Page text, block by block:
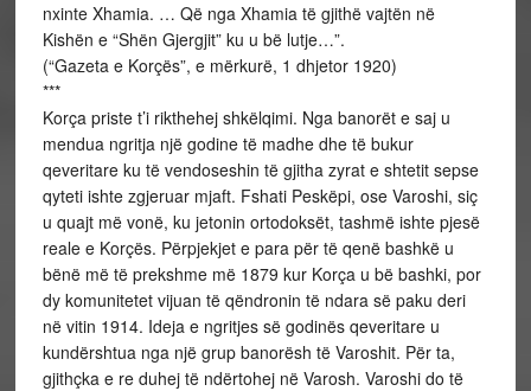
nxinte Xhamia. … Që nga Xhamia të gjithë vajtën në
Kishën e “Shën Gjergjit” ku u bë lutje…”.
(“Gazeta e Korçës”, e mërkurë, 1 dhjetor 1920)
***
Korça priste t’i rikthehej shkëlqimi. Nga banorët e saj u
mendua ngritja një godine të madhe dhe të bukur
qeveritare ku të vendoseshin të gjitha zyrat e shtetit sepse
qyteti ishte zgjeruar mjaft. Fshati Peskëpi, ose Varoshi, siç
u quajt më vonë, ku jetonin ortodoksët, tashmë ishte pjesë
reale e Korçës. Përpjekjet e para për të qenë bashkë u
bënë më të prekshme më 1879 kur Korça u bë bashki, por
dy komunitetet vijuan të qëndronin të ndara së paku deri
në vitin 1914. Ideja e ngritjes së godinës qeveritare u
kundërshtua nga një grup banorësh të Varoshit. Për ta,
gjithçka e re duhej të ndërtohej në Varosh. Varoshi do të